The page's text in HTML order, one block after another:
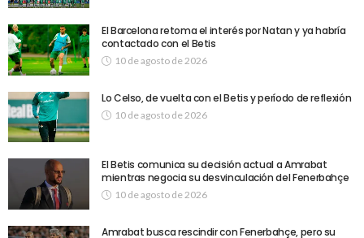
El Barcelona retoma el interés por Natan y ya habría
contactado con el Betis
10 de agosto de 2026
Lo Celso, de vuelta con el Betis y período de reflexión
10 de agosto de 2026
El Betis comunica su decisión actual a Amrabat
mientras negocia su desvinculación del Fenerbahçe
10 de agosto de 2026
Amrabat busca rescindir con Fenerbahçe, pero su